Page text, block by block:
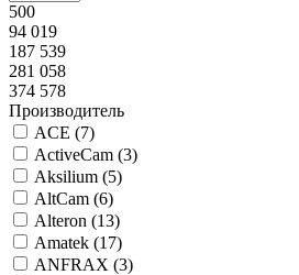
500
94 019
187 539
281 058
374 578
Производитель
ACE (7)
ActiveCam (3)
Aksilium (5)
AltCam (6)
Alteron (13)
Amatek (17)
ANFRAX (3)